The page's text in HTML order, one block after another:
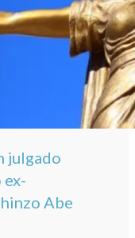
julgado
ex-
Abe